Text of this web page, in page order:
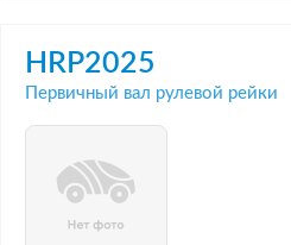
HRP2025
Первичный вал рулевой рейки